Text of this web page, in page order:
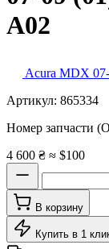
A02
Acura MDX
Артикул: 865334
Номер запчасти
4 600 ₴ ≈ $100
В корзину
Купить в 1